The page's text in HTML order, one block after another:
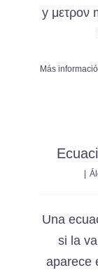
y μετρον
Más
Una
si la
aparece